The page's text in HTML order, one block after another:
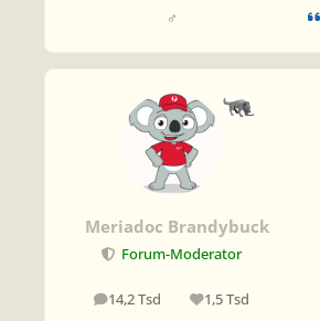
♂
Meriadoc Brandybuck
Forum-Moderator
14,2 Tsd
Beiträge 1,5 Tsd
Reputation